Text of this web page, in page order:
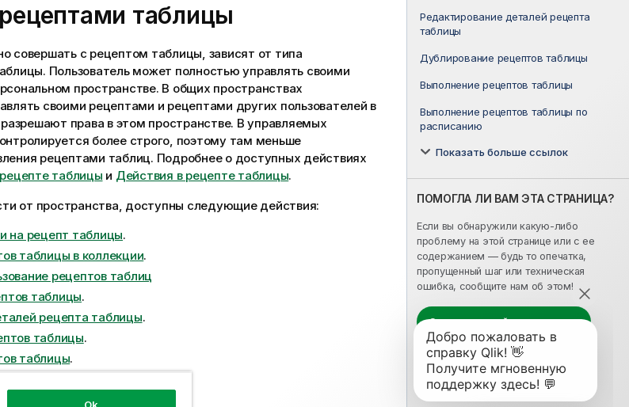
Редактирование деталей рецепта
таблицы
Дублирование рецептов таблицы
Выполнение рецептов таблицы
Выполнение рецептов таблицы по
расписанию
Показать больше ссылок
ПОМОГЛА ЛИ ВАМ ЭТА СТРАНИЦА?
Если вы обнаружили какую-либо
проблему на этой странице или с ее
содержанием — будь то опечатка,
пропущенный шаг или техническая
ошибка, сообщите нам об этом!
Оставьте свой отзыв здесь
таблицы
совершать с рецептом таблицы, зависят от типа
Пользователь может полностью управлять своими
пространстве. В общих пространствах
своими рецептами и рецептами других пользователей в
права в этом пространстве. В управляемых
более строго, поэтому там меньше
рецептами таблиц. Подробнее о доступных действиях
таблицы и Действия в рецепте таблицы.
от пространства, доступны следующие действия:
на рецепт таблицы.
таблицы в коллекции.
рецептов таблиц
таблицы.
рецепта таблицы.
таблицы.
таблицы.
рецептов таблицы